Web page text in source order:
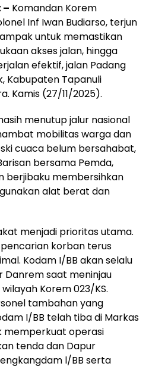
– Komandan Korem
Inf Iwan Budiarso, terjun
untuk memastikan
akses jalan, hingga
efektif, jalan Padang
Kabupaten Tapanuli
Kamis (27/11/2025).
menutup jalur nasional
mobilitas warga dan
cuaca belum bersahabat,
bersama Pemda,
berjibaku membersihkan
alat berat dan
menjadi prioritas utama.
korban terus
Kodam I/BB akan selalu
Danrem saat meninjau
Korem 023/KS.
tambahan yang
I/BB telah tiba di Markas
memperkuat operasi
tenda dan Dapur
l/BB serta